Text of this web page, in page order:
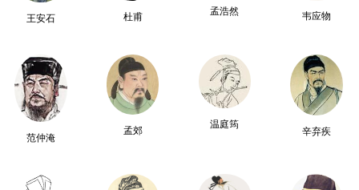
王安石 杜甫
孟浩然 韦应物
范仲淹
孟郊
温庭筠
辛弃疾